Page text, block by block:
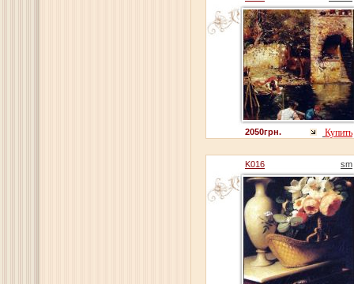
2050грн. Купить
K016 sm